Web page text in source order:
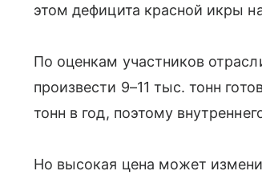
этом дефицита красной икры
По оценкам участников
произвести 9–11 тыс. тонн
тонн в год, поэтому
Но высокая цена может